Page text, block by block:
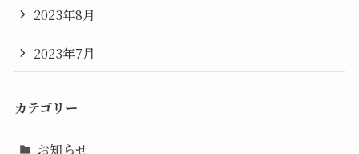
2023年8月
2023年7月
カテゴリー
お知らせ